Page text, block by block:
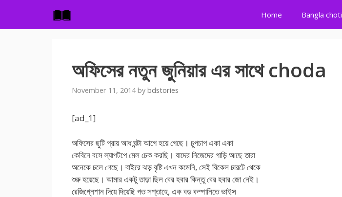
content
Home Bangla choti
অফিসের নতুন জুনিয়ার এর সাথে choda
November 11, 2014 by bdstories
[ad_1]
অফিসের ছুটি প্রায় আধ ঘন্টা আগে হয়ে গেছে। চুপচাপ একা একা
কেবিনে বসে ল্যাপটপে মেল চেক করছি। যাদের নিজেদের গাড়ি আছে তারা
অনেকে চলে গেছে। বাইরে ঝড় বৃষ্টি এখন কমেনি, সেই বিকেল চারটে থেকে
শুরু হয়েছে। আমার একটু তাড়া ছিল বের হবার কিন্তু বের হবার জো নেই।
রেজিগ্নেশান দিয়ে দিয়েছি গত সপ্তাহে, এক বড় কম্পানিতে ভাইস